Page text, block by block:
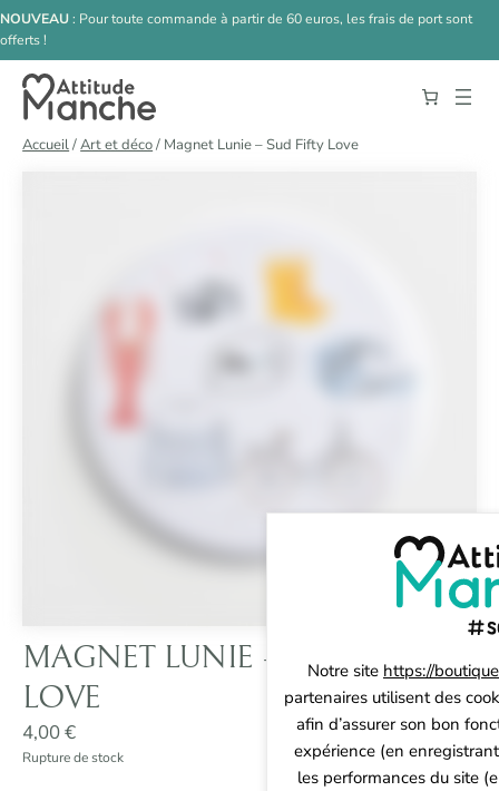
Aller au contenu principal
Aller au contenu
NOUVEAU: Pour toute commande à partir de 60 euros, les frais de port sont
offerts !
Accueil/Art et déco/ Magnet Lunie – Sud Fifty Love
MAGNET LUNIE – SUD FIFTY
LOVE
4,00€
Rupture de stock
Notre site https://
partenaires utilisent des
afin d’assurer son bon
expérience (en
les performances du site